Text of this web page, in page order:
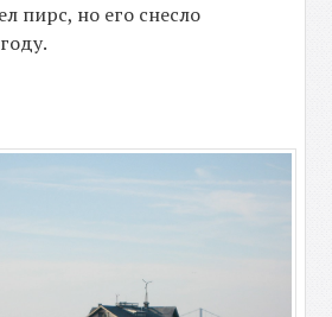
пирс, но его снесло